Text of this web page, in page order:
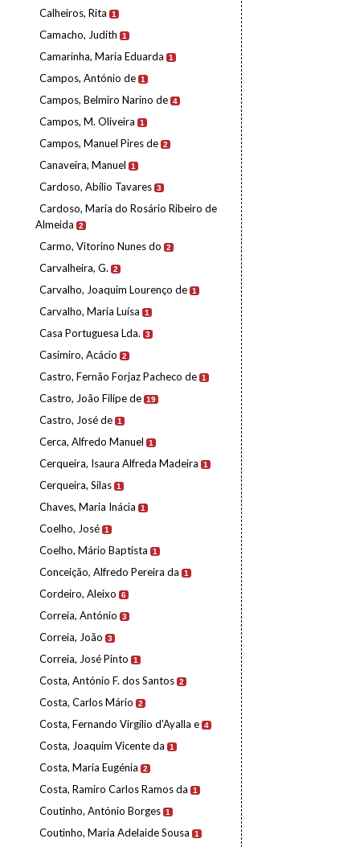
Calheiros, Rita 1
Camacho, Judith 1
Camarinha, Maria Eduarda 1
Campos, António de 1
Campos, Belmiro Narino de 4
Campos, M. Oliveira 1
Campos, Manuel Pires de 2
Canaveira, Manuel 1
Cardoso, Abílio Tavares 3
Cardoso, Maria do Rosário Ribeiro de
Almeida
2
Carmo, Vitorino Nunes do 2
Carvalheira, G. 2
Carvalho, Joaquim Lourenço de 1
Carvalho, Maria Luísa 1
Casa Portuguesa Lda. 3
Casimiro, Acácio 2
Castro, Fernão Forjaz Pacheco de 1
Castro, João Filipe de 19
Castro, José de 1
Cerca, Alfredo Manuel 1
Cerqueira, Isaura Alfreda Madeira 1
Cerqueira, Silas 1
Chaves, Maria Inácia 1
Coelho, José 1
Coelho, Mário Baptista 1
Conceição, Alfredo Pereira da 1
Cordeiro, Aleixo 6
Correia, António 3
Correia, João 3
Correia, José Pinto 1
Costa, António F. dos Santos 2
Costa, Carlos Mário 2
Costa, Fernando Virgílio d'Ayalla e 4
Costa, Joaquim Vicente da 1
Costa, Maria Eugénia 2
Costa, Ramiro Carlos Ramos da 1
Coutinho, António Borges 1
Coutinho, Maria Adelaide Sousa 1